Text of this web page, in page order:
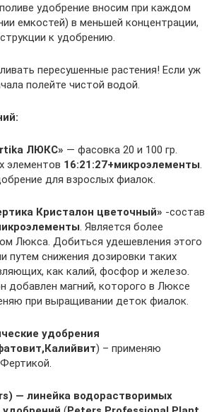
удобрение вносим при каждом
емкостей) в меньшей концентрации,
к удобрению.
пересушенные растения! Если уж
полейте чистой водой.
ЛЮКС» — фасовка 20 и 100 гр.
элементов 16:21:27+микроэлементы.
для взрослых фиалок.
Кристалон цветочный» -состав
. Является более
Люкса. Добиться удешевления этого
путем снижения дозировки таких
как калий, фосфор и железо.
добавлен магний, которого в Люксе
при выращивании деток фиалок.
удобрения
) – применяю
— линейка водорастворимых